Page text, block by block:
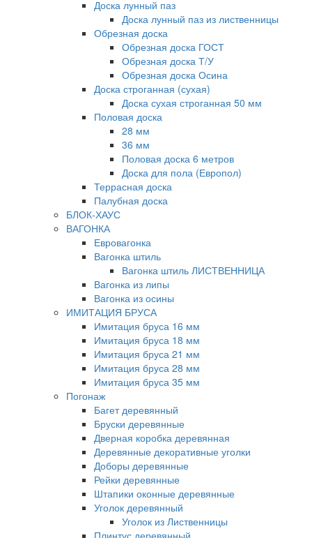
Доска лунный паз
Доска лунный паз из лиственницы
Обрезная доска
Обрезная доска ГОСТ
Обрезная доска Т/У
Обрезная доска Осина
Доска строганная (сухая)
Доска сухая строганная 50 мм
Половая доска
28 мм
36 мм
Половая доска 6 метров
Доска для пола (Европол)
Террасная доска
Палубная доска
БЛОК-ХАУС
ВАГОНКА
Евровагонка
Вагонка штиль
Вагонка штиль ЛИСТВЕННИЦА
Вагонка из липы
Вагонка из осины
ИМИТАЦИЯ БРУСА
Имитация бруса 16 мм
Имитация бруса 18 мм
Имитация бруса 21 мм
Имитация бруса 28 мм
Имитация бруса 35 мм
Погонаж
Багет деревянный
Бруски деревянные
Дверная коробка деревянная
Деревянные декоративные уголки
Доборы деревянные
Рейки деревянные
Штапики оконные деревянные
Уголок деревянный
Уголок из Лиственницы